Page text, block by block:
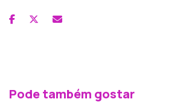
Pode também gostar